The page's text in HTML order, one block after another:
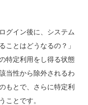
グイン後に、システム
ことはどうなるの？」
特定利用をし得る状態
当性から除外されるわ
もとで、さらに特定利
ことです。